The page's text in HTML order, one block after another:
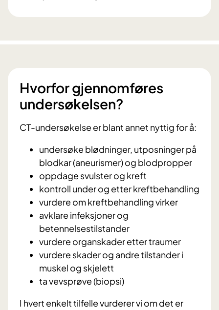
Hvorfor gjennomføres
undersøkelsen?
CT-undersøkelse er blant annet nyttig for å:
undersøke blødninger, utposninger på
blodkar (aneurismer) og blodpropper
oppdage svulster og kreft
kontroll under og etter kreftbehandling
vurdere om kreftbehandling virker
avklare infeksjoner og
betennelsestilstander
vurdere organskader etter traumer
vurdere skader og andre tilstander i
muskel og skjelett
ta vevsprøve (biopsi)
I hvert enkelt tilfelle vurderer vi om det er